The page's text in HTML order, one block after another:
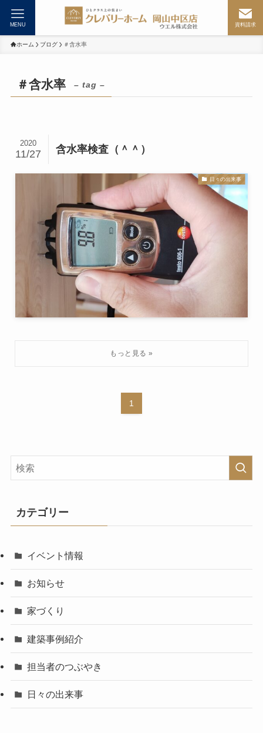
資料請求
MENU
ホーム ブログ ＃含水率
＃含水率 – tag –
含水率検査（＾＾）
2020
11/27
日々の出来事
1
カテゴリー
イベント情報
お知らせ
家づくり
建築事例紹介
担当者のつぶやき
日々の出来事